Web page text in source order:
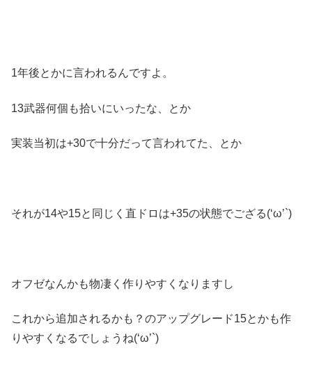
1年後とかに言われるんですよ。
13武器何個も拾いにいったな、とか
実装当初は+30で十分だって言われてた、とか
それが14や15と同じく直ドロは+35の状態でござる(‘ω’`)
オフゼなんかも物凄く作りやすくなりますし
これから追加されるかも？のアップグレード15とかも作
りやすくなるでしょうね(‘ω’`)